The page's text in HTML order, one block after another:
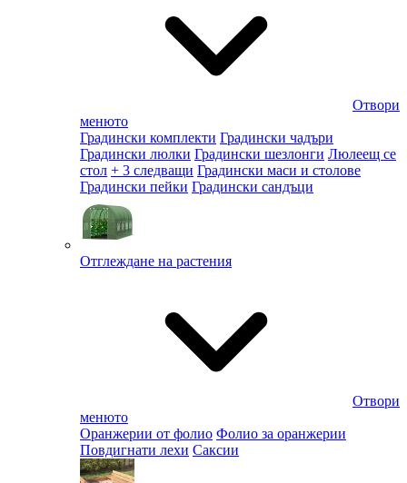
Отвори
менюто
Градински комплекти Градински чадъри
Градински люлки Градински шезлонги Люлеещ се
стол + 3 следващи Градински маси и столове
Градински пейки Градински сандъци
Отглеждане на растения
Отвори
менюто
Оранжерии от фолио Фолио за оранжерии
Повдигнати лехи Саксии